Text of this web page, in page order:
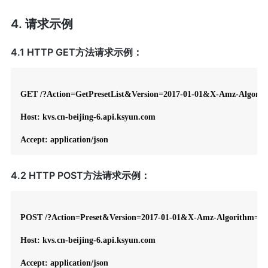
4. 请求示例
4.1 HTTP GET方法请求示例：
GET /?Action=GetPresetList&Version=2017-01-01&X-Amz-
Host: kvs.cn-beijing-6.api.ksyun.com
Accept: application/json
4.2 HTTP POST方法请求示例：
POST /?Action=Preset&Version=2017-01-01&X-Amz-
Host: kvs.cn-beijing-6.api.ksyun.com
Accept: application/json